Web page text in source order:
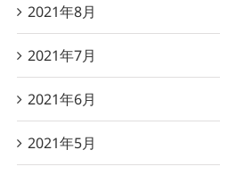
2021年8月
2021年7月
2021年6月
2021年5月